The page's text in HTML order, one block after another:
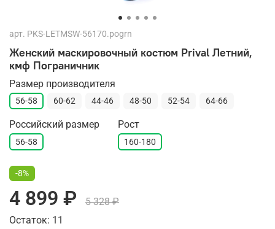
арт. PKS-LETMSW-56170.pogrn
Женский маскировочный костюм Prival Летний,
кмф Пограничник
Размер производителя
56-58 60-62 44-46 48-50 52-54 64-66
Российский размер
56-58
Рост
160-180
-8%
4 899 ₽
5 328 ₽
Остаток: 11